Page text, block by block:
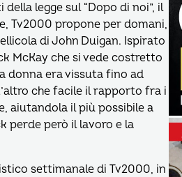
legge sul “Dopo di noi”, il
Tv2000 propone per domani,
di John Duigan. Ispirato
McKay che si vede costretto
donna era vissuta fino ad
che facile il rapporto fra i
aiutandola il più possibile a
perde però il lavoro e la
settimanale di Tv2000, in